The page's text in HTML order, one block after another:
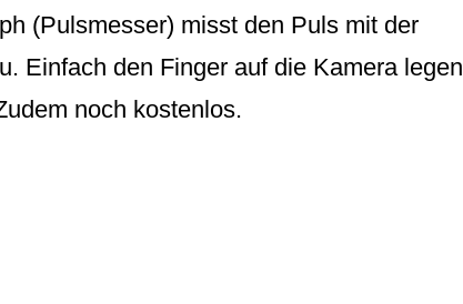
(Pulsmesser) misst den Puls mit der
Einfach den Finger auf die Kamera
noch kostenlos.